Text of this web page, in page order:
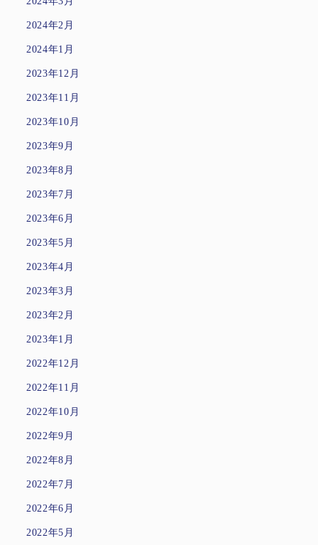
2024年2月
2024年1月
2023年12月
2023年11月
2023年10月
2023年9月
2023年8月
2023年7月
2023年6月
2023年5月
2023年4月
2023年3月
2023年2月
2023年1月
2022年12月
2022年11月
2022年10月
2022年9月
2022年8月
2022年7月
2022年6月
2022年5月